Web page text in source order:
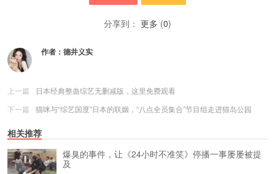
分享到： 更多 (0)
作者： 德井义实
上一篇
日本经典整蛊综艺无删减版，这里免费观看
下一篇
猫咪与“综艺国度”日本的联姻，“八点全员集合”节目组走进猫岛公园
相关推荐
爆臭的事件，让《24小时不准笑》停播一事屡屡被提
及